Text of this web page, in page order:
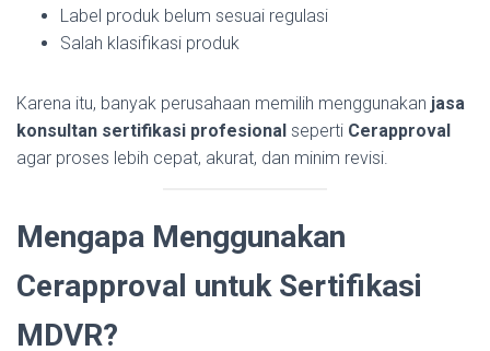
Label produk belum sesuai regulasi
Salah klasifikasi produk
Karena itu, banyak perusahaan memilih menggunakan jasa
konsultan sertifikasi profesional seperti Cerapproval
agar proses lebih cepat, akurat, dan minim revisi.
Mengapa Menggunakan
Cerapproval untuk Sertifikasi
MDVR?